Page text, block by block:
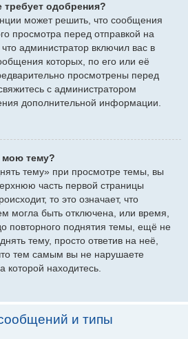
одобрения?
может решить, что сообщения
просмотра перед отправкой на
администратор включил вас в
которых, по его или её
просмотрены перед
с администратором
дополнительной информации.
мою тему?
тему» при просмотре темы, вы
часть первой страницы
то это означает, что
могла быть отключена, или время,
повторного поднятия темы, ещё не
тему, просто ответив на неё,
тем самым вы не нарушаете
находитесь.
и типы